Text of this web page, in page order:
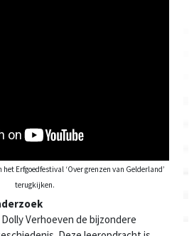
Erfgoedfestival ‘Over grenzen van Gelderland’
terugkijken.
Verhoeven de bijzondere